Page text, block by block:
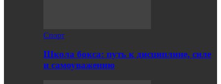
Спорт
Школа бокса: путь к дисциплине, силе
и самоуважению